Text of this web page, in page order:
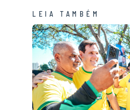
LEIA TAMBÉM